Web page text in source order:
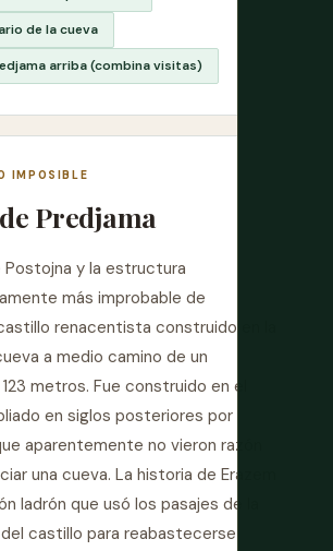
de la cueva
arriba (combina visitas)
IMPOSIBLE
Predjama
Postojna y la estructura
más improbable de
renacentista construido en la
a medio camino de un
metros. Fue construido en el
en siglos posteriores por
aparentemente no vieron razón
una cueva. La historia de Erazem
ladrón que usó los pasajes de la
castillo para reabastecerse